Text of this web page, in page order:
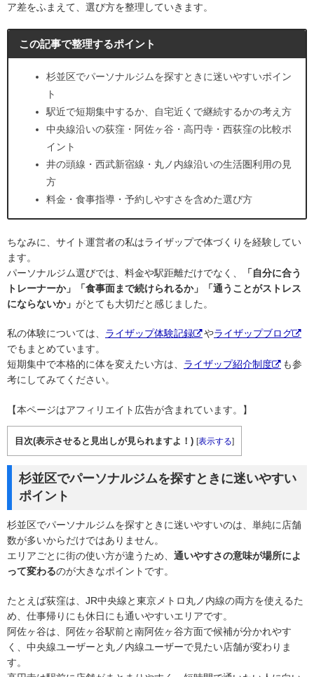
ア差をふまえて、選び方を整理していきます。
この記事で整理するポイント
杉並区でパーソナルジムを探すときに迷いやすいポイン
ト
駅近で短期集中するか、自宅近くで継続するかの考え方
中央線沿いの荻窪・阿佐ヶ谷・高円寺・西荻窪の比較ポ
イント
井の頭線・西武新宿線・丸ノ内線沿いの生活圏利用の見
方
料金・食事指導・予約しやすさを含めた選び方
ちなみに、サイト運営者の私はライザップで体づくりを経験してい
ます。
パーソナルジム選びでは、料金や駅距離だけでなく、
「自分に合う
トレーナーか」「食事面まで続けられるか」「通うことがストレス
にならないか」 がとても大切だと感じました。
私の体験については、 ライザップ体験記録 やライザップブログ
でもまとめています。
短期集中で本格的に体を変えたい方は、 ライザップ紹介制度
も参
考にしてみてください。
【本ページはアフィリエイト広告が含まれています。】
目次(表示させると見出しが見られますよ！) [表示する]
杉並区でパーソナルジムを探すときに迷いやすい
ポイント
杉並区でパーソナルジムを探すときに迷いやすいのは、単純に店舗
数が多いからだけではありません。
エリアごとに街の使い方が違うため、 通いやすさの意味が場所によ
って変わるのが大きなポイントです。
たとえば荻窪は、JR中央線と東京メトロ丸ノ内線の両方を使えるた
め、仕事帰りにも休日にも通いやすいエリアです。
阿佐ヶ谷は、阿佐ヶ谷駅前と南阿佐ヶ谷方面で候補が分かれやす
く、中央線ユーザーと丸ノ内線ユーザーで見たい店舗が変わりま
す。